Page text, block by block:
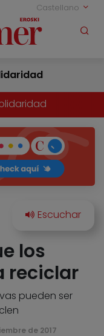
Castellano
los
reciclar
pueden ser
de 2017